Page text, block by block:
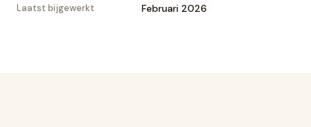
Laatst bijgewerkt Februari 2026